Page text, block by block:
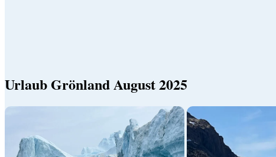
Urlaub Grönland August 2025